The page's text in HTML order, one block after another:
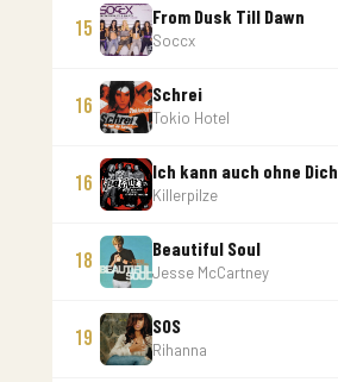
15
From Dusk Till Dawn
Soccx
16
Schrei
Tokio Hotel
16
Ich kann auch ohne Dich
Killerpilze
18
Beautiful Soul
Jesse McCartney
19
SOS
Rihanna